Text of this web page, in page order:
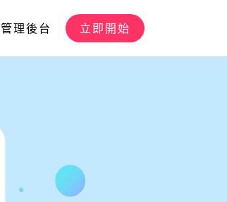
管理後台 立即開始